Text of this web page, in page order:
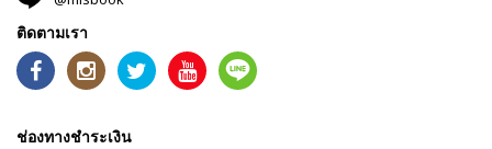
ติดตามเรา
ช่องทางชำระเงิน